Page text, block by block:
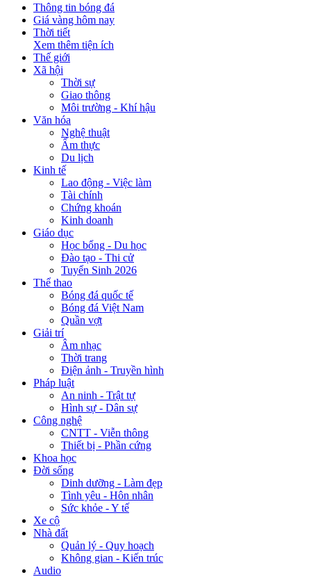
Thông tin bóng đá
Giá vàng hôm nay
Thời tiết
Xem thêm tiện ích
Thế giới
Xã hội
Thời sự
Giao thông
Môi trường - Khí hậu
Văn hóa
Nghệ thuật
Ẩm thực
Du lịch
Kinh tế
Lao động - Việc làm
Tài chính
Chứng khoán
Kinh doanh
Giáo dục
Học bổng - Du học
Đào tạo - Thi cử
Tuyển Sinh 2026
Thể thao
Bóng đá quốc tế
Bóng đá Việt Nam
Quần vợt
Giải trí
Âm nhạc
Thời trang
Điện ảnh - Truyền hình
Pháp luật
An ninh - Trật tự
Hình sự - Dân sự
Công nghệ
CNTT - Viễn thông
Thiết bị - Phần cứng
Khoa học
Đời sống
Dinh dưỡng - Làm đẹp
Tình yêu - Hôn nhân
Sức khỏe - Y tế
Xe cộ
Nhà đất
Quản lý - Quy hoạch
Không gian - Kiến trúc
Audio